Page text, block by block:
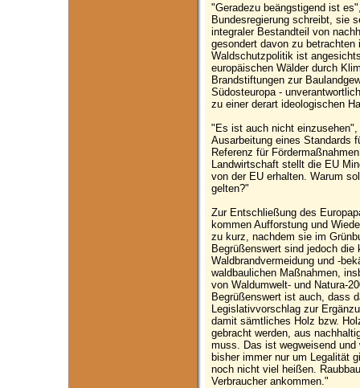
"Geradezu beängstigend ist
Bundesregierung schreibt, sie
integraler Bestandteil von
gesondert davon zu
Waldschutzpolitik ist
europäischen Wälder durch
Brandstiftungen zur
Südosteuropa -
zu einer derart ideologischen
"Es ist auch nicht
Ausarbeitung eines Standards
Referenz für
Landwirtschaft stellt die EU
von der EU erhalten. Warum
gelten?"
Zur Entschließung des
kommen Aufforstung und
zu kurz, nachdem sie im
Begrüßenswert sind jedoch die
Waldbrandvermeidung und -
waldbaulichen Maßnahmen,
von Waldumwelt- und Natura-
Begrüßenswert ist auch, dass
Legislativvorschlag zur
damit sämtliches Holz bzw.
gebracht werden, aus
muss. Das ist wegweisend
bisher immer nur um Legalität
noch nicht viel heißen.
Verbraucher ankommen."